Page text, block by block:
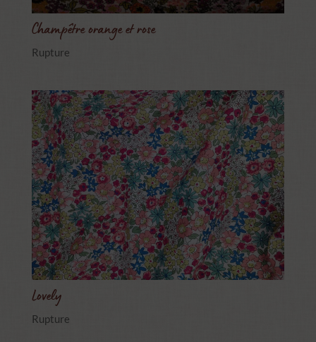
Champêtre orange et rose
Rupture
Lovely
Rupture